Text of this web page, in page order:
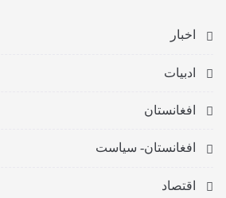
اخبار
ادبیات
افغانستان
افغانستان- سیاست
اقتصاد